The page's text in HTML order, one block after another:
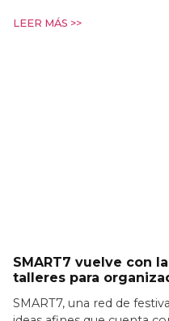
LEER MÁS >>
SMART7 vuelve con
talleres para
SMART7, una red de